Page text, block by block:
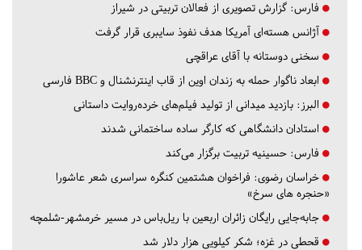
فارس: گزارش تصویری از فعالان تربیتی در شیراز
آژانس هسته‌ای آمریکا هدف نفوذ سایبری قرار گرفت
سخنی دوستانه با آقای عراقچی
ابعاد ناگوار حمله به زندان اوین از قاب اینترنشنال و BBC فارسی
البرز: بازدید میدانی از تولید فیلم‌های خرده‌روایت داستانی
استادان دانشگاهی که کارگر ساده ساختمانی شدند
فارس: حسینیه تربیت برگزار می‌کند
خراسان رضوی: فراخوان هشتمین کنگره سراسری شعر عاشورا
«حنجره های سرخ»
جابه‌جایی رایگان زائران اربعین با ریل‌باس در مسیر خرمشهر-شلمچه
قحطی در غزه؛ شکر کیلویی هزار دلار شد